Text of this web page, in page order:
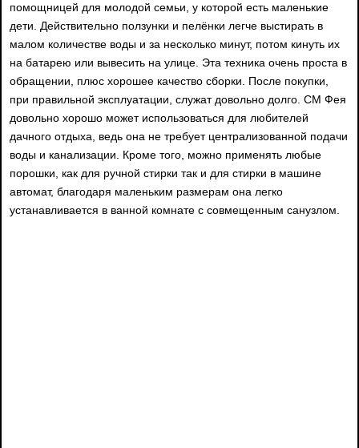
помощницей для молодой семьи, у которой есть маленькие
дети. Действительно ползунки и пелёнки легче выстирать в
малом количестве воды и за несколько минут, потом кинуть их
на батарею или вывесить на улице. Эта техника очень проста в
обращении, плюс хорошее качество сборки. После покупки,
при правильной эксплуатации, служат довольно долго. СМ Фея
довольно хорошо может использоваться для любителей
дачного отдыха, ведь она не требует централизованной подачи
воды и канализации. Кроме того, можно применять любые
порошки, как для ручной стирки так и для стирки в машине
автомат, благодаря маленьким размерам она легко
устанавливается в ванной комнате с совмещенным санузлом.